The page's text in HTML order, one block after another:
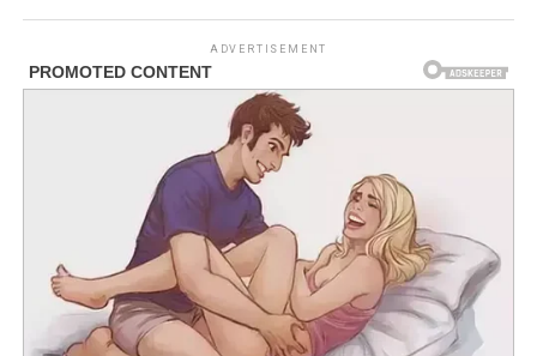
ADVERTISEMENT